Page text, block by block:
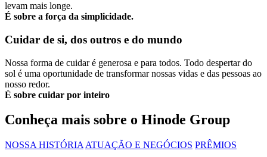
levam mais longe.
É sobre a força da simplicidade.
Cuidar de si, dos outros e do mundo
Nossa forma de cuidar é generosa e para todos. Todo despertar do
sol é uma oportunidade de transformar nossas vidas e das pessoas ao
nosso redor.
É sobre cuidar por inteiro
Conheça mais sobre o Hinode Group
NOSSA HISTÓRIA ATUAÇÃO E NEGÓCIOS PRÊMIOS